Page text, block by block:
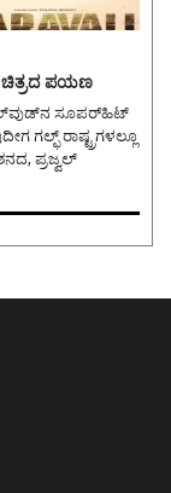
ಚಿತ್ರದ ಪಯಣ
ಗಲ್ಫ್‌ ರಾಷ್ಟ್ರಗಳಲ್ಲೂ
ಪ್ರಜ್ವಲ್